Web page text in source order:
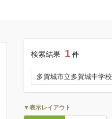
検索結果 1 件
多賀城市立多賀城中学校
▼表示レイアウト